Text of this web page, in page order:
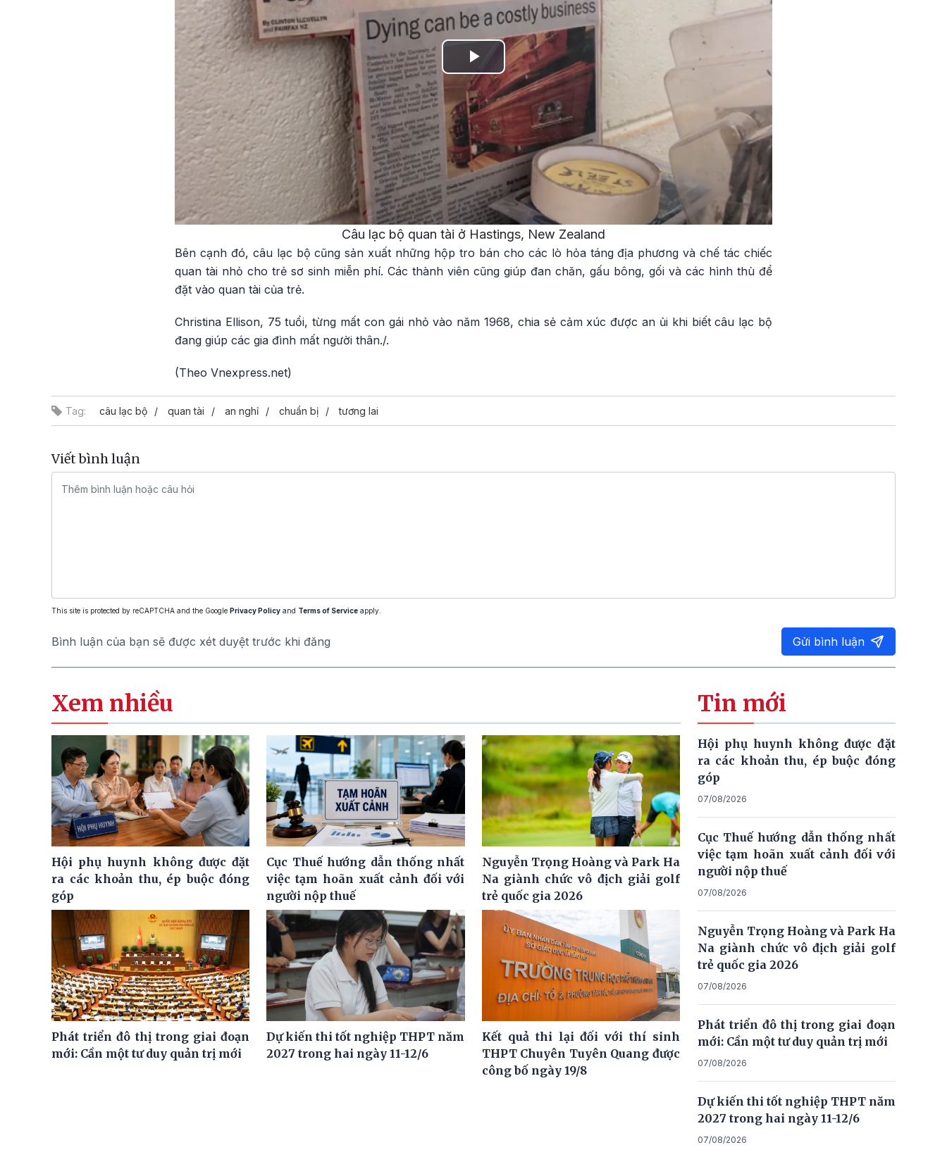
Play
Video
Câu lạc bộ quan tài ở Hastings, New Zealand
Bên cạnh đó, câu lạc bộ cũng sản xuất những hộp tro bán cho các lò hỏa táng địa phương và chế tác chiếc
quan tài nhỏ cho trẻ sơ sinh miễn phí. Các thành viên cũng giúp đan chăn, gấu bông, gối và các hình thù để
đặt vào quan tài của trẻ.
Christina Ellison, 75 tuổi, từng mất con gái nhỏ vào năm 1968, chia sẻ cảm xúc được an ủi khi biết câu lạc bộ
đang giúp các gia đình mất người thân./.
(Theo Vnexpress.net)
Tag: câu lạc bộ quan tài an nghỉ chuẩn bị tương lai
Viết bình luận
This site is protected by reCAPTCHA and the Google Privacy Policy and Terms of Service apply.
Bình luận của bạn sẽ được xét duyệt trước khi đăng Gửi bình luận
Xem nhiều
Hội phụ huynh không được đặt
ra các khoản thu, ép buộc đóng
góp
Cục Thuế hướng dẫn thống nhất
việc tạm hoãn xuất cảnh đối với
người nộp thuế
Nguyễn Trọng Hoàng và Park Ha
Na giành chức vô địch giải golf
trẻ quốc gia 2026
Phát triển đô thị trong giai đoạn
mới: Cần một tư duy quản trị mới
Dự kiến thi tốt nghiệp THPT năm
2027 trong hai ngày 11-12/6
Kết quả thi lại đối với thí sinh
THPT Chuyên Tuyên Quang được
công bố ngày 19/8
Tin mới
Hội phụ huynh không được đặt
ra các khoản thu, ép buộc đóng
góp
07/08/2026
Cục Thuế hướng dẫn thống nhất
việc tạm hoãn xuất cảnh đối với
người nộp thuế
07/08/2026
Nguyễn Trọng Hoàng và Park Ha
Na giành chức vô địch giải golf
trẻ quốc gia 2026
07/08/2026
Phát triển đô thị trong giai đoạn
mới: Cần một tư duy quản trị mới
07/08/2026
Dự kiến thi tốt nghiệp THPT năm
2027 trong hai ngày 11-12/6
07/08/2026